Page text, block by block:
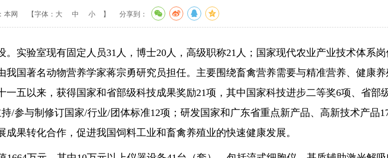
本网 【字体： 大 中 小 】 分享到：
验室现有固定人员31人，博士20人，高级职称21人；国家现代农业产业技术体系岗
国著名动物营养学家蒋宗勇研究员担任。主要围绕畜禽营养需要与精准营养、健康
五以来，获得国家和省部级科技成果奖励21项，其中国家科技进步二等奖6项、省部
/参与制修订国家/行业/团体标准12项；研发国家和广东省重点新产品、高新技术产品
果转化合作，促进我国饲料工业和畜禽养殖业的快速健康发展。